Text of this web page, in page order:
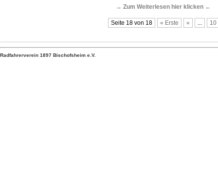
→ Zum Weiterlesen hier klicken ←
Seite 18 von 18 « Erste « 10
Radfahrerverein 1897 Bischofsheim e.V.